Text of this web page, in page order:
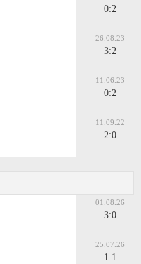
0:2
26.08.23
3:2
11.06.23
0:2
11.09.22
2:0
01.08.26
3:0
25.07.26
1:1